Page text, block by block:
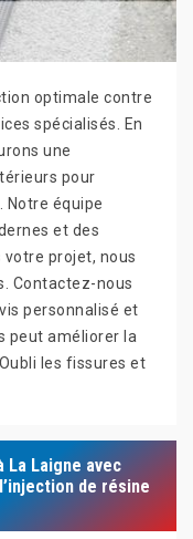
optimale contre
spécialisés. En
une
pour
équipe
et des
projet, nous
Contactez-nous
personnalisé et
peut améliorer la
les fissures et
La Laigne avec
de résine